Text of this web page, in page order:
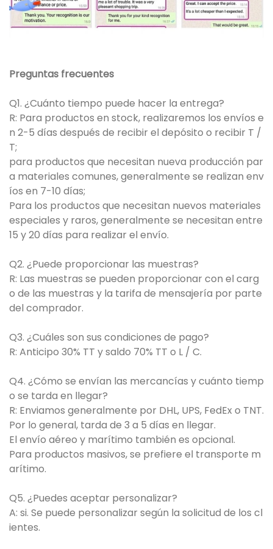
Preguntas frecuentes
Q1. ¿Cuánto tiempo puede hacer la entrega?
R: Para productos en stock, realizaremos los envíos e
n 2-5 días después de recibir el depósito o recibir T /
T;
para productos que necesitan nueva producción par
a materiales comunes, generalmente se realizan env
íos en 7-10 días;
Para los productos que necesitan nuevos materiales
especiales y raros, generalmente se necesitan entre
15 y 20 días para realizar el envío.
Q2. ¿Puede proporcionar las muestras?
R: Las muestras se pueden proporcionar con el carg
o de las muestras y la tarifa de mensajería por parte
del comprador.
Q3. ¿Cuáles son sus condiciones de pago?
R: Anticipo 30% TT y saldo 70% TT o L / C.
Q4. ¿Cómo se envían las mercancías y cuánto tiemp
o se tarda en llegar?
R: Enviamos generalmente por DHL, UPS, FedEx o TNT.
Por lo general, tarda de 3 a 5 días en llegar.
El envío aéreo y marítimo también es opcional.
Para productos masivos, se prefiere el transporte m
arítimo.
Q5. ¿Puedes aceptar personalizar?
A: si. Se puede personalizar según la solicitud de los cl
ientes.